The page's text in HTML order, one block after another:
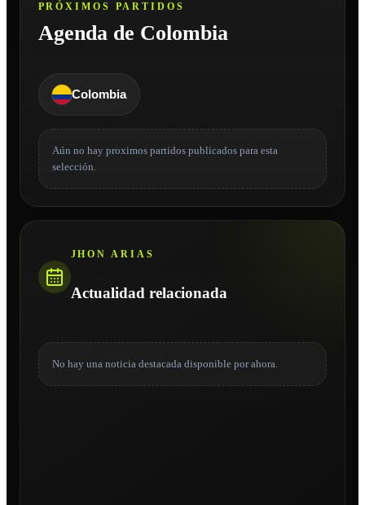
PRÓXIMOS PARTIDOS
Agenda de Colombia
Colombia
Aún no hay proximos partidos publicados para esta
selección.
JHON ARIAS
Actualidad relacionada
No hay una noticia destacada disponible por ahora.